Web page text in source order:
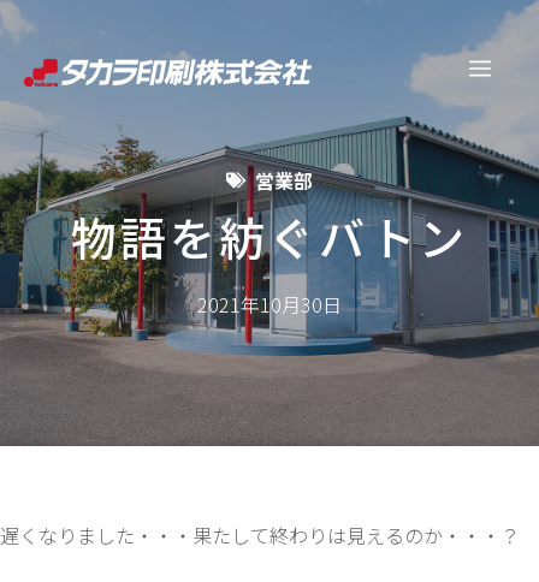
コ
ン
へ
ス
キ
プ
メ
ュ
ー
営業部
物語を紡ぐバトン
2021年10月30日
遅くなりました・・・果たして終わりは見えるのか・・・？